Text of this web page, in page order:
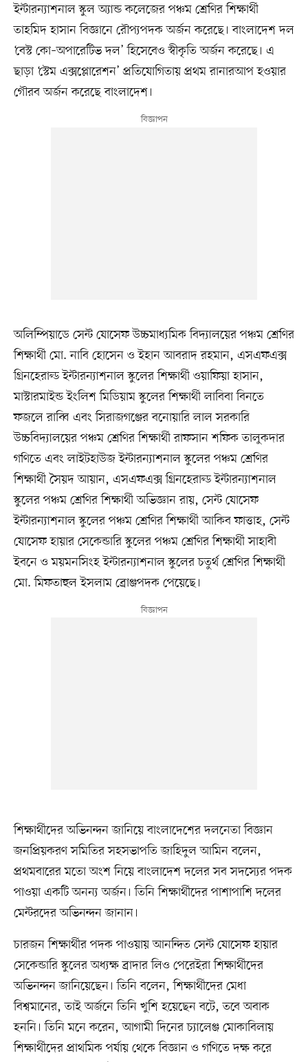
ইন্টারন্যাশনাল স্কুল অ্যান্ড কলেজের পঞ্চম শ্রেণির শিক্ষার্থী
তাহমিদ হাসান বিজ্ঞানে রৌপ্যপদক অর্জন করেছে। বাংলাদেশ দল
‘বেস্ট কো–অপারেটিভ দল’ হিসেবেও স্বীকৃতি অর্জন করেছে। এ
ছাড়া ‘স্টেম এক্সপ্লোরেশন’ প্রতিযোগিতায় প্রথম রানারআপ হওয়ার
গৌরব অর্জন করেছে বাংলাদেশ।
অলিম্পিয়াডে সেন্ট যোসেফ উচ্চমাধ্যমিক বিদ্যালয়ের পঞ্চম শ্রেণির
শিক্ষার্থী মো. নাবি হোসেন ও ইহান আবরাদ রহমান, এসএফএক্স
গ্রিনহেরাল্ড ইন্টারন্যাশনাল স্কুলের শিক্ষার্থী ওয়াফিয়া হাসান,
মাস্টারমাইন্ড ইংলিশ মিডিয়াম স্কুলের শিক্ষার্থী লাবিবা বিনতে
ফজলে রাব্বি এবং সিরাজগঞ্জের বনোয়ারি লাল সরকারি
উচ্চবিদ্যালয়ের পঞ্চম শ্রেণির শিক্ষার্থী রাফসান শফিক তালুকদার
গণিতে এবং লাইটহাউজ ইন্টারন্যাশনাল স্কুলের পঞ্চম শ্রেণির
শিক্ষার্থী সৈয়দ আয়ান, এসএফএক্স গ্রিনহেরাল্ড ইন্টারন্যাশনাল
স্কুলের পঞ্চম শ্রেণির শিক্ষার্থী অভিজ্ঞান রায়, সেন্ট যোসেফ
ইন্টারন্যাশনাল স্কুলের পঞ্চম শ্রেণির শিক্ষার্থী আকিব ফাত্তাহ, সেন্ট
যোসেফ হায়ার সেকেন্ডারি স্কুলের পঞ্চম শ্রেণির শিক্ষার্থী সাহাবী
ইবনে ও ময়মনসিংহ ইন্টারন্যাশনাল স্কুলের চতুর্থ শ্রেণির শিক্ষার্থী
মো. মিফতাহুল ইসলাম ব্রোঞ্জপদক পেয়েছে।
শিক্ষার্থীদের অভিনন্দন জানিয়ে বাংলাদেশের দলনেতা বিজ্ঞান
জনপ্রিয়করণ সমিতির সহসভাপতি জাহিদুল আমিন বলেন,
প্রথমবারের মতো অংশ নিয়ে বাংলাদেশ দলের সব সদস্যের পদক
পাওয়া একটি অনন্য অর্জন। তিনি শিক্ষার্থীদের পাশাপাশি দলের
মেন্টরদের অভিনন্দন জানান।
চারজন শিক্ষার্থীর পদক পাওয়ায় আনন্দিত সেন্ট যোসেফ হায়ার
সেকেন্ডারি স্কুলের অধ্যক্ষ ব্রাদার লিও পেরেইরা শিক্ষার্থীদের
অভিনন্দন জানিয়েছেন। তিনি বলেন, শিক্ষার্থীদের মেধা
বিশ্বমানের, তাই অর্জনে তিনি খুশি হয়েছেন বটে, তবে অবাক
হননি। তিনি মনে করেন, আগামী দিনের চ্যালেঞ্জ মোকাবিলায়
শিক্ষার্থীদের প্রাথমিক পর্যায় থেকে বিজ্ঞান ও গণিতে দক্ষ করে